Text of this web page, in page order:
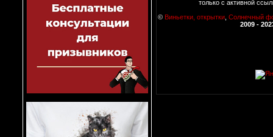
только с активной
© Виньетки, открытки, Солнечный
2009 -